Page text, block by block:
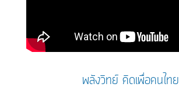
พลังวิทย์ คิดเพื่อคนไทย